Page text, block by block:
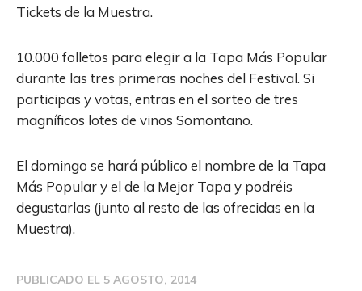
Tickets de la Muestra.
10.000 folletos para elegir a la Tapa Más Popular
durante las tres primeras noches del Festival. Si
participas y votas, entras en el sorteo de tres
magníficos lotes de vinos Somontano.
El domingo se hará público el nombre de la Tapa
Más Popular y el de la Mejor Tapa y podréis
degustarlas (junto al resto de las ofrecidas en la
Muestra).
PUBLICADO EL 5 AGOSTO, 2014